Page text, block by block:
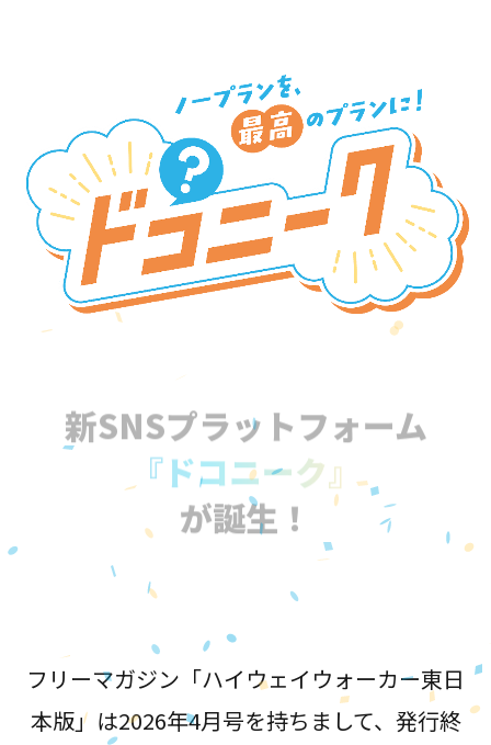
新SNSプラットフォーム
『ドコニーク』
が誕生！
フリーマガジン「ハイウェイウォーカー東日
本版」は2026年4月号を持ちまして、発行終